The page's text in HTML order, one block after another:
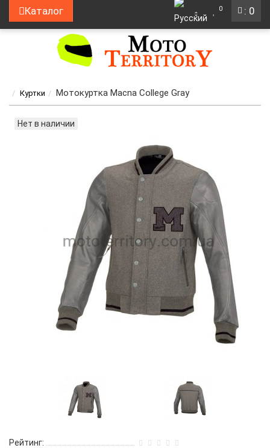
: 0
Каталог 0
Куртки Мотокуртка Macna College Gray
Нет в наличии
Рейтинг: